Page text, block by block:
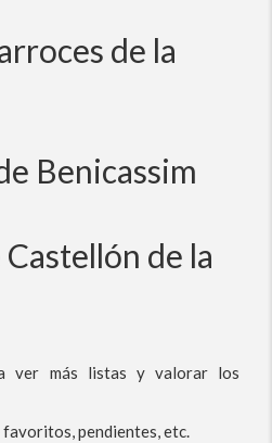
de la
Benicassim
de la
ver más listas y valorar los
pendientes, etc.